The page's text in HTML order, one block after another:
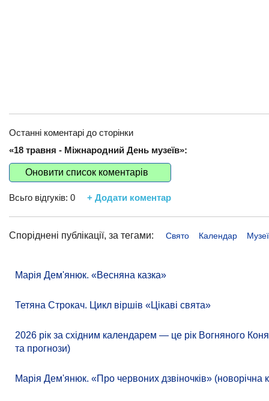
Останні коментарі до сторінки
«18 травня - Міжнародний День музеїв»:
Оновити список коментарів
Всьго відгуків: 0 + Додати коментар
Споріднені публікації, за тегами: Свято Календар Музеї
Марія Дем'янюк. «Весняна казка»
Тетяна Строкач. Цикл віршів «Цікаві свята»
2026 рік за східним календарем — це рік Вогняного
та прогнози)
Марія Дем'янюк. «Про червоних дзвіночків» (новорічна